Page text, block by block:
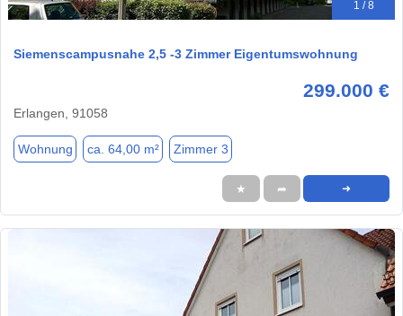
1 / 8
Siemenscampusnahe 2,5 -3 Zimmer Eigentumswohnung
299.000 €
Erlangen, 91058
Wohnung ca. 64,00 m² Zimmer 3
★ ➦ ➜